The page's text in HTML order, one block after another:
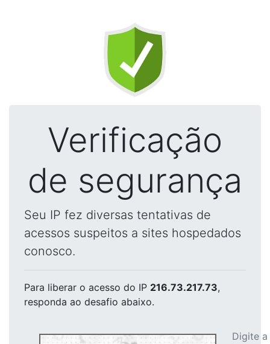
Verificação
de segurança
Seu IP fez diversas tentativas de
acessos suspeitos a sites hospedados
conosco.
Para liberar o acesso do IP 216.73.217.73,
responda ao desafio abaixo.
Digite